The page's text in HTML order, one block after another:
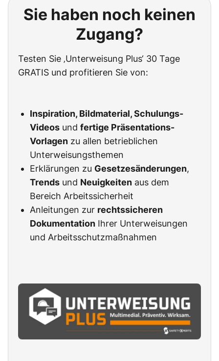
Sie haben noch keinen
Zugang?
Testen Sie ‚Unterweisung Plus‘ 30 Tage
GRATIS und profitieren Sie von:
Inspiration, Bildmaterial, Schulungs-
Videos und fertige Präsentations-
Vorlagen zu allen betrieblichen
Unterweisungsthemen
Erklärungen zu Gesetzesänderungen,
Trends und Neuigkeiten aus dem
Bereich Arbeitssicherheit
Anleitungen zur rechtssicheren
Dokumentation Ihrer Unterweisungen
und Arbeitsschutzmaßnahmen